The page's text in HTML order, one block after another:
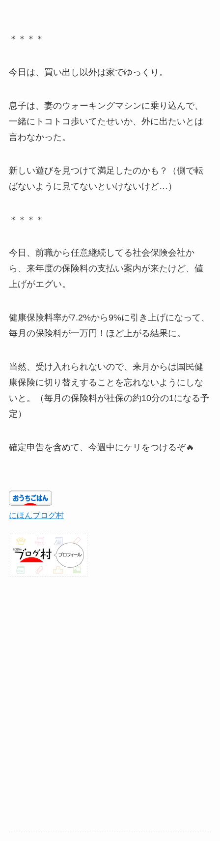
＊＊＊＊
今日は、買い出し以外は家でゆっくり。
息子は、妻のウォーキングマシンに乗り込んで、
一緒にトコトコ歩いてたせいか、外に出たいとは
言わなかった。
新しい遊びを見つけて満足したのかも？（側で転
ばないように見てないといけないけど…）
＊＊＊＊
今日、前職から任意継続してる社会保険会社か
ら、来年度の保険料の支払い案内が来たけど、値
上げがエグい。
健康保険料率が7.2%から9%に引き上げになって、
毎月の保険料が一万円！ほど上がる結果に。
当然、受け入れられないので、来月からは国民健
康保険に切り替えすることを忘れないようにしな
いと。（毎月の保険料が社保の約10分の1になる予
定）
確定申告を含めて、今週中にケリをつけるぞ🔥
にほんブログ村